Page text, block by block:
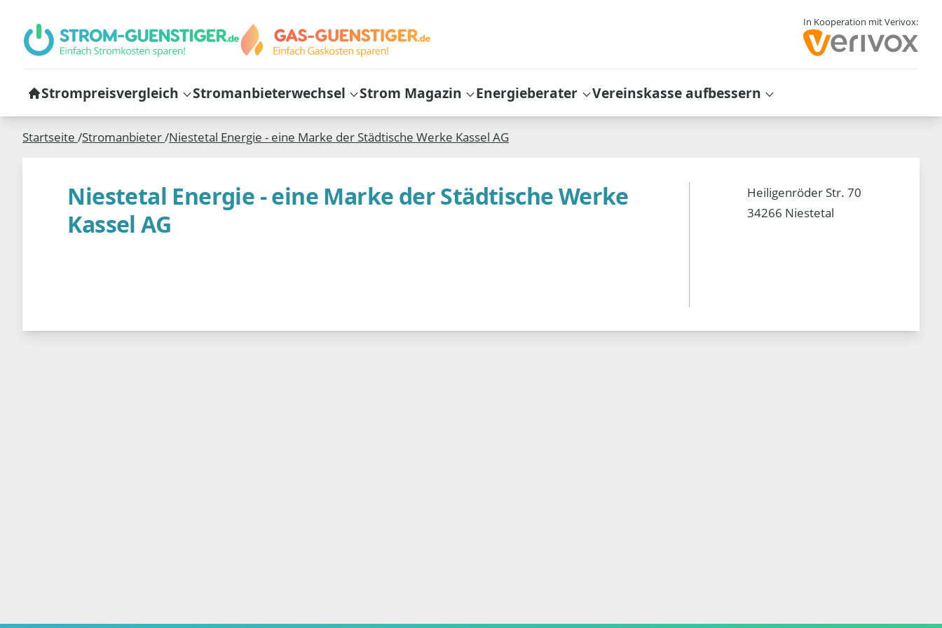
In Kooperation mit Verivox:
Strompreisvergleich Stromanbieterwechsel Strom Magazin Energieberater Vereinskasse aufbessern
Startseite /Stromanbieter/Niestetal Energie - eine Marke der Städtische Werke Kassel AG
Niestetal Energie - eine Marke der Städtische Werke
Kassel AG
Heiligenröder Str. 70
34266 Niestetal